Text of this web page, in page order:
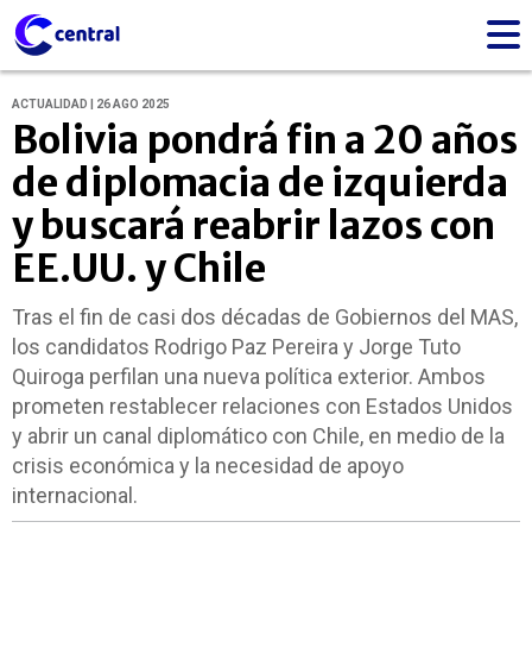
ACTUALIDAD | 26 AGO 2025
Bolivia pondrá fin a 20 años
de diplomacia de izquierda
y buscará reabrir lazos con
EE.UU. y Chile
Tras el fin de casi dos décadas de Gobiernos del MAS,
los candidatos Rodrigo Paz Pereira y Jorge Tuto
Quiroga perfilan una nueva política exterior. Ambos
prometen restablecer relaciones con Estados Unidos
y abrir un canal diplomático con Chile, en medio de la
crisis económica y la necesidad de apoyo
internacional.